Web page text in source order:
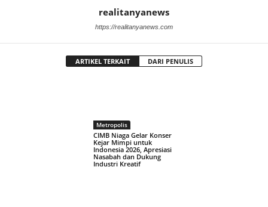
realitanyanews
https://realitanyanews.com
ARTIKEL TERKAIT DARI PENULIS
Metropolis
CIMB Niaga Gelar Konser
Kejar Mimpi untuk
Indonesia 2026, Apresiasi
Nasabah dan Dukung
Industri Kreatif